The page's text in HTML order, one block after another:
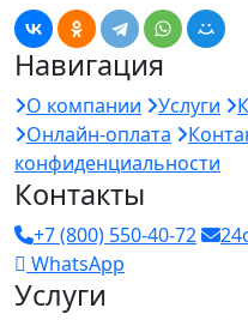
Навигация
О компании Услуги
Онлайн-оплата
конфиденциальности
Контакты
+7 (800) 550-40-72
WhatsApp
Услуги